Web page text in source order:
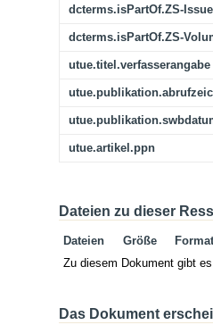
dcterms.isPartOf.ZS-Issue
dcterms.isPartOf.ZS-
utue.titel.verfasserangabe
utue.artikel.ppn
Dateien zu dieser
Dateien Größe
Format
Zu diesem Dokument gibt
Das Dokument